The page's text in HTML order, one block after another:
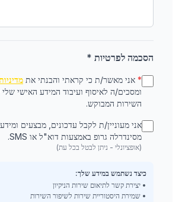
הסכמה לפרטיות *
* אני מאשר/ת כי קראתי והבנתי את
ומסכים/ה לאיסוף ועיבוד המידע האישי
השירות המבוקש.
אני מעוניין/ת לקבל עדכונים, מבצעים ומידע
מסינדרלה גרופ באמצעות דוא"ל או SMS.
(אופציונלי - ניתן לבטל בכל עת)
כיצד נשתמש במידע שלך:
• יצירת קשר לתיאום שירות הניקיון
• שמירת היסטוריית שירות לשיפור השירות